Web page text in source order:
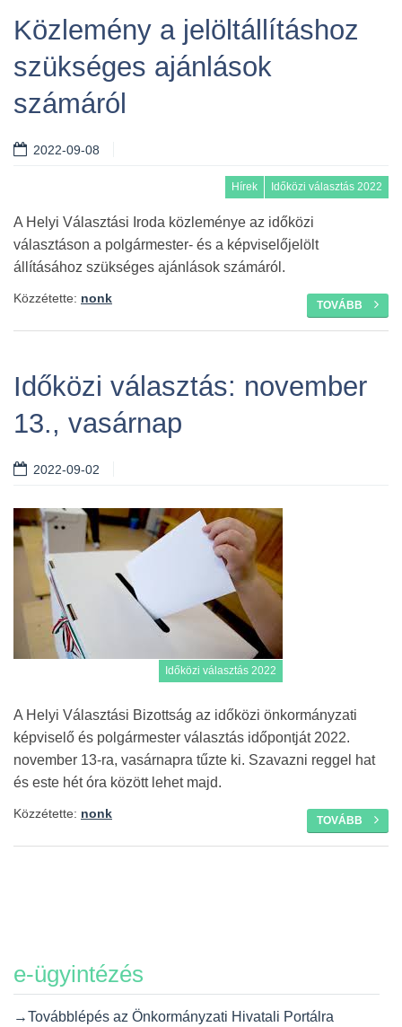
Közlemény a jelöltállításhoz
szükséges ajánlások
számáról
2022-09-08
Hírek Időközi választás 2022
A Helyi Választási Iroda közleménye az időközi
választáson a polgármester- és a képviselőjelölt
állításához szükséges ajánlások számáról.
TOVÁBB
Közzétette: nonk
Időközi választás: november
13., vasárnap
2022-09-02
Időközi választás 2022
A Helyi Választási Bizottság az időközi önkormányzati
képviselő és polgármester választás időpontját 2022.
november 13-ra, vasárnapra tűzte ki. Szavazni reggel hat
és este hét óra között lehet majd.
TOVÁBB
Közzétette: nonk
e-ügyintézés
→Továbblépés az Önkormányzati Hivatali Portálra